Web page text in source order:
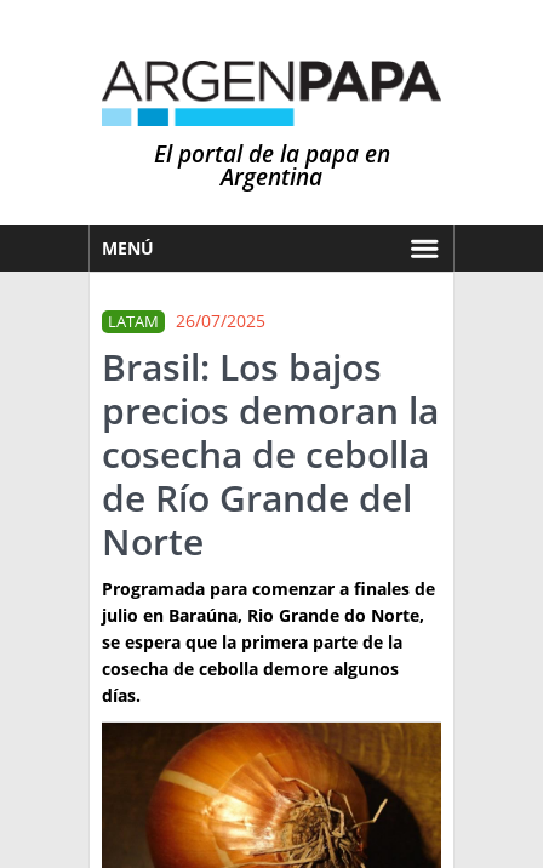
El portal de la papa en
Argentina
MENÚ
MERCADOS
NOTICIAS
EN ESPAÑOL
OTROS IDIOMAS
PRONÓSTICO
LLUVIAS
ARGENTINA
EL MUNDO
TÉCNICA
PRODUCCION
CLASIFICADOS
INTERES GENERAL
LA PAPA
RESOLUCIONES Y NORMATIVAS
ENLACES
ARGENPAPA
PUBLICIDAD
QUIENES SOMOS
BUSCAR NOTICIAS
LATAM 26/07/2025
Brasil: Los bajos
precios demoran la
cosecha de cebolla
de Río Grande del
Norte
Programada para comenzar a finales de
julio en Baraúna, Rio Grande do Norte,
se espera que la primera parte de la
cosecha de cebolla demore algunos
días.